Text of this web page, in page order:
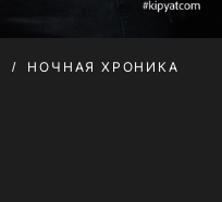
НОЧНАЯ ХРОНИКА